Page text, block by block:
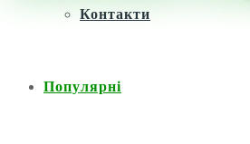
Контакти
Популярні